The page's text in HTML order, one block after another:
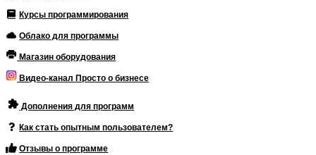
Курсы программирования
Облако для программы
Магазин оборудования
Видео-канал Просто о бизнесе
Дополнения для программ
Как стать опытным пользователем?
Отзывы о программе